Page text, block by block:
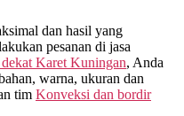
dan hasil yang
pesanan di jasa
Karet Kuningan, Anda
warna, ukuran dan
tim Konveksi dan bordir